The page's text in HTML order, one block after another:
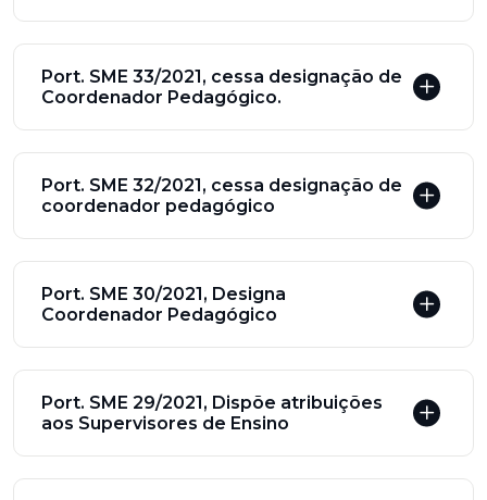
Port. SME 33/2021, cessa designação de
Coordenador Pedagógico.
Port. SME 32/2021, cessa designação de
coordenador pedagógico
Port. SME 30/2021, Designa
Coordenador Pedagógico
Port. SME 29/2021, Dispõe atribuições
aos Supervisores de Ensino